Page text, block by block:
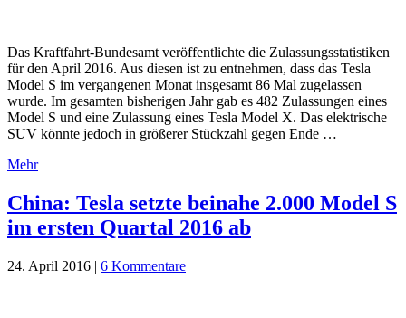
Das Kraftfahrt-Bundesamt veröffentlichte die Zulassungsstatistiken
für den April 2016. Aus diesen ist zu entnehmen, dass das Tesla
Model S im vergangenen Monat insgesamt 86 Mal zugelassen
wurde. Im gesamten bisherigen Jahr gab es 482 Zulassungen eines
Model S und eine Zulassung eines Tesla Model X. Das elektrische
SUV könnte jedoch in größerer Stückzahl gegen Ende …
Mehr
China: Tesla setzte beinahe 2.000 Model S
im ersten Quartal 2016 ab
24. April 2016 | 6 Kommentare